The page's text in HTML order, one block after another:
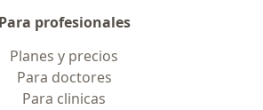
Para profesionales
Planes y precios
Para doctores
Para clinicas